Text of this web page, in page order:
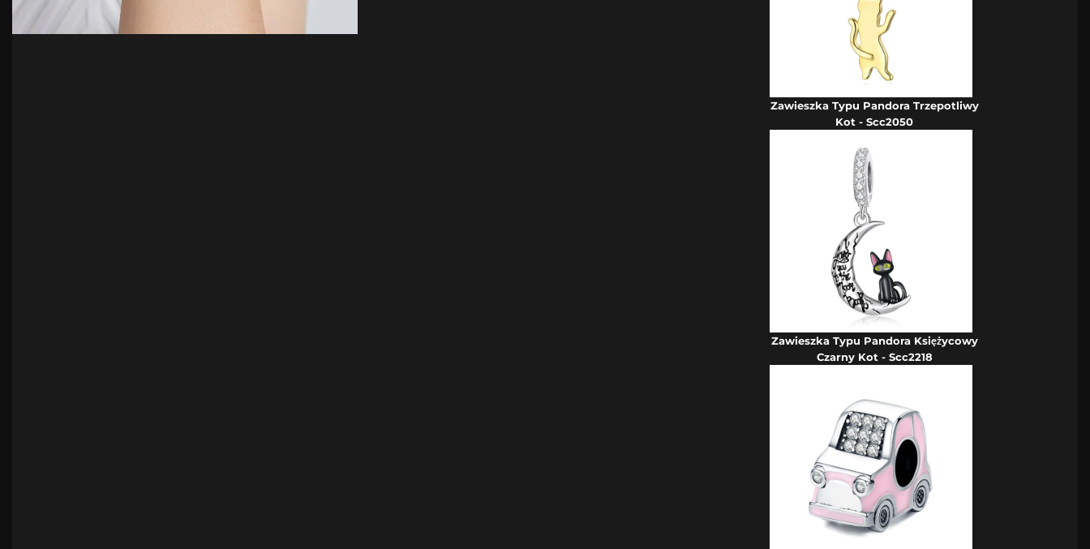
Zawieszka Typu Pandora Trzepotliwy
Kot - Scc2050
Zawieszka Typu Pandora Księżycowy
Czarny Kot - Scc2218